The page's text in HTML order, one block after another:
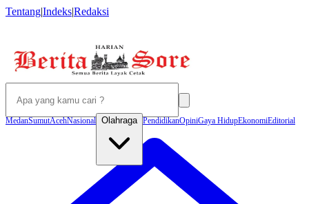
Tentang|Indeks|Redaksi
MedanSumutAcehNasional Olahraga PendidikanOpiniGaya HidupEkonomiEditorial